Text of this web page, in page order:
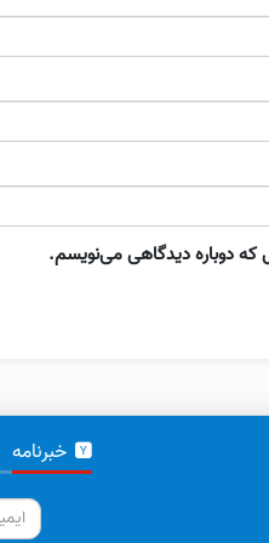
که دوباره دیدگاهی می‌نویسم.
خبرنامه
ایمیل